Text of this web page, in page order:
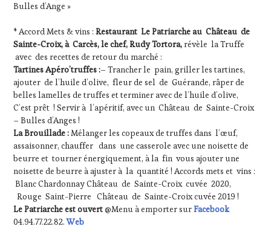
Bulles d’Ange »
* Accord Mets & vins :Restaurant Le Patriarche au Château de
Sainte-Croix, à Carcès, le chef, Rudy Tortora,révèle la Truffe
avec des recettes de retour du marché :
Tartines Apéro’truffes :– Trancher le pain, griller les tartines,
ajouter de l’huile d’olive, fleur de sel de Guérande, râper de
belles lamelles de truffes et terminer avec de l’huile d’olive,
C’est prêt ! Servir à l’apéritif, avec un Château de Sainte-Croix
– Bulles d’Anges !
La Brouillade :Mélanger les copeaux de truffes dans l’œuf,
assaisonner, chauffer dans une casserole avec une noisette de
beurre et tourner énergiquement, à la fin vous ajouter une
noisette de beurre à ajuster à la quantité ! Accords mets et vins :
Blanc Chardonnay Château de Sainte-Croix cuvée 2020,
Rouge Saint-Pierre Château de Sainte-Croix cuvée 2019 !
Le Patriarche est ouvert@Menu à emporter surFacebook
04.94.77.22.82.Web